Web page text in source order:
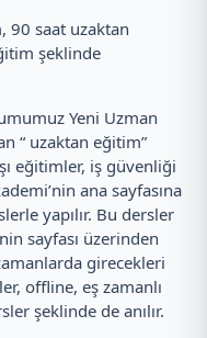
90 saat uzaktan
şeklinde
Yeni Uzman
“ uzaktan eğitim”
eğitimler, iş güvenliği
ana sayfasına
yapılır. Bu dersler
sayfası üzerinden
girecekleri
offline, eş zamanlı
şeklinde de anılır.